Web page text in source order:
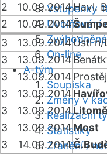
Vstupenky
Uvolňování
Zvýhodněné
On-line
A-tým
Soupiska
Změny v
Realizační
Statistiky
Zranění /
2
10.09.2014Havl.
2
10.09.2014
3
13.09.2014Ústí n/
3
13.09.2014
3
13.09.2014
3
13.09.2014
3
13.09.2014
3
13.09.2014Most
3
14.09.2014